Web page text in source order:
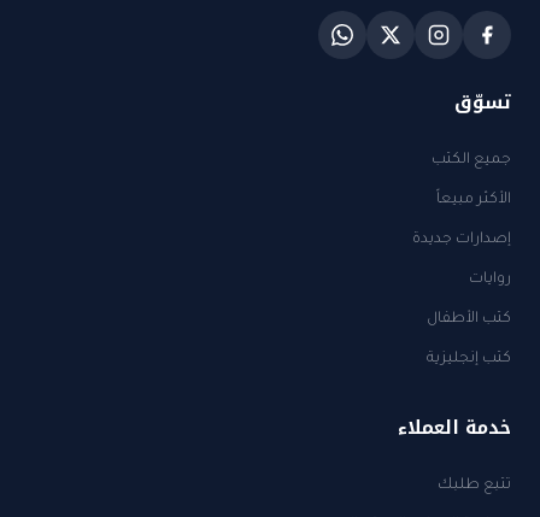
تسوّق
جميع الكتب
الأكثر مبيعاً
إصدارات جديدة
روايات
كتب الأطفال
كتب إنجليزية
خدمة العملاء
تتبع طلبك